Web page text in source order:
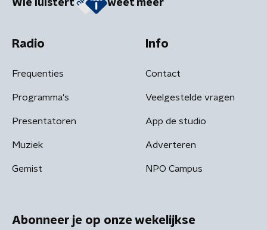
Wie luistert weet meer
Radio
Frequenties
Programma's
Presentatoren
Muziek
Gemist
Info
Contact
Veelgestelde vragen
App de studio
Adverteren
NPO Campus
Abonneer je op onze wekelijkse